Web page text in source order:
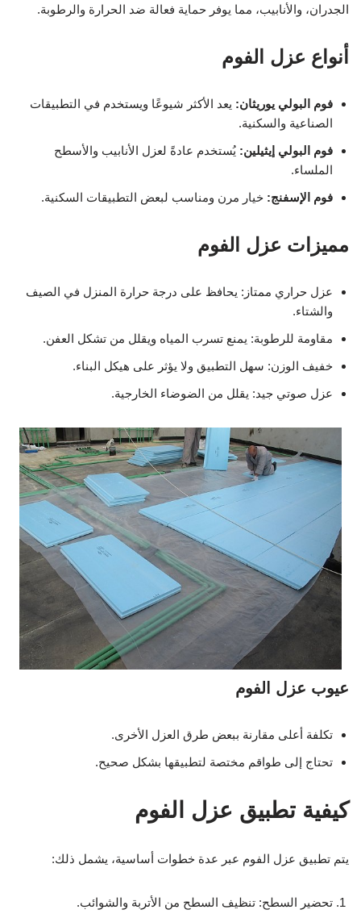
الجدران، والأنابيب، مما يوفر حماية فعالة ضد الحرارة والرطوبة.
أنواع عزل الفوم
فوم البولي يوريثان: يعد الأكثر شيوعًا ويستخدم في التطبيقات
الصناعية والسكنية.
فوم البولي إيثيلين: يُستخدم عادةً لعزل الأنابيب والأسطح
الملساء.
فوم الإسفنج: خيار مرن ومناسب لبعض التطبيقات السكنية.
مميزات عزل الفوم
عزل حراري ممتاز: يحافظ على درجة حرارة المنزل في الصيف
والشتاء.
مقاومة للرطوبة: يمنع تسرب المياه ويقلل من تشكل العفن.
خفيف الوزن: سهل التطبيق ولا يؤثر على هيكل البناء.
عزل صوتي جيد: يقلل من الضوضاء الخارجية.
عيوب عزل الفوم
تكلفة أعلى مقارنة ببعض طرق العزل الأخرى.
تحتاج إلى طواقم مختصة لتطبيقها بشكل صحيح.
كيفية تطبيق عزل الفوم
يتم تطبيق عزل الفوم عبر عدة خطوات أساسية، يشمل ذلك:
تحضير السطح: تنظيف السطح من الأتربة والشوائب.